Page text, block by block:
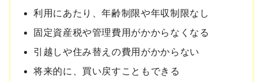
利用にあたり、年齢制限や年収制限なし
固定資産税や管理費用がかからなくなる
引越しや住み替えの費用がかからない
将来的に、買い戻すこともできる